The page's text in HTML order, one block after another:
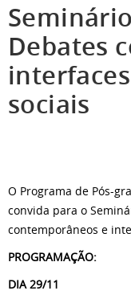
Seminário
Debates
sociais
O Programa de Pós-
convida para o
contemporâneos e
PROGRAMAÇÃO:
DIA 29/11